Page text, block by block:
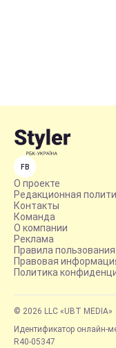
FB
О проекте
Редакционная
Контакты
Команда
О компании
Реклама
Правила пользования
Правовая
Политика
© 2026 LLC «UBT MEDIA»
Идентификатор онлайн-
R40-05347